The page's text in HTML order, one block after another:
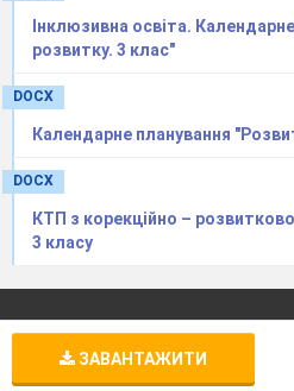
Інклюзивна освіта.
розвитку. 3 клас"
DOCX
Календарне планування
DOCX
КТП з корекційно –
3 класу
ЗАВАНТАЖИТИ
Перевірка
Вкажіть номер документа